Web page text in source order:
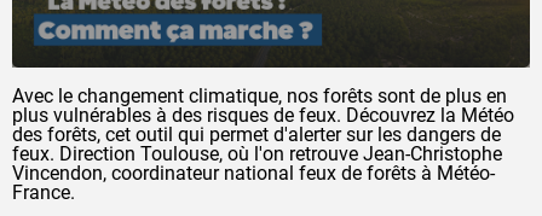
Avec le changement climatique, nos forêts sont de plus en
plus vulnérables à des risques de feux. Découvrez la Météo
des forêts, cet outil qui permet d'alerter sur les dangers de
feux. Direction Toulouse, où l'on retrouve Jean-Christophe
Vincendon, coordinateur national feux de forêts à Météo-
France.